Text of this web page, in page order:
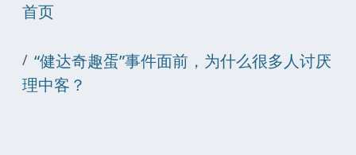
首页
“健达奇趣蛋”事件面前，为什么很多人讨厌
理中客？